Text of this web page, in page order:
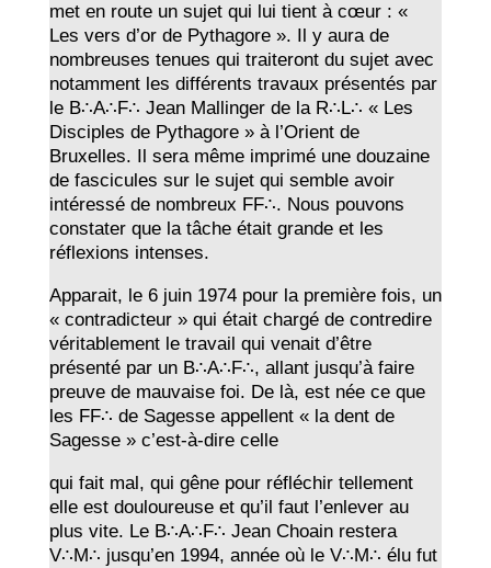
met en route un sujet qui lui tient à cœur : «
Les vers d’or de Pythagore ». Il y aura de
nombreuses tenues qui traiteront du sujet avec
notamment les différents travaux présentés par
le B∴A∴F∴ Jean Mallinger de la R∴L∴ « Les
Disciples de Pythagore » à l’Orient de
Bruxelles. Il sera même imprimé une douzaine
de fascicules sur le sujet qui semble avoir
intéressé de nombreux FF∴. Nous pouvons
constater que la tâche était grande et les
réflexions intenses.
Apparait, le 6 juin 1974 pour la première fois, un
« contradicteur » qui était chargé de contredire
véritablement le travail qui venait d’être
présenté par un B∴A∴F∴, allant jusqu’à faire
preuve de mauvaise foi. De là, est née ce que
les FF∴ de Sagesse appellent « la dent de
Sagesse » c’est-à-dire celle
qui fait mal, qui gêne pour réfléchir tellement
elle est douloureuse et qu’il faut l’enlever au
plus vite. Le B∴A∴F∴ Jean Choain restera
V∴M∴ jusqu’en 1994, année où le V∴M∴ élu fut